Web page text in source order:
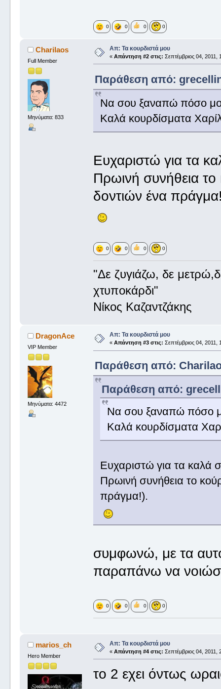
0 0 0 0
Charilaos
Full Member
Μηνύματα: 833
Απ: Τα κουρδιστά μου
« Απάντηση #2 στις: Σεπτέμβριος 04, 2011,
Παράθεση από: grecellin
Να σου ξαναπώ πόσο
Καλά κουρδίσματα
Ευχαριστώ για τα
Πρωινή συνήθεια
δοντιών ένα
0 0 0 0
"Δε ζυγιάζω, δε
χτυποκάρδι"
Νίκος Καζαντζάκης
DragonAce
VIP Member
Μηνύματα: 4472
Απ: Τα κουρδιστά μου
« Απάντηση #3 στις: Σεπτέμβριος 04, 2011,
Παράθεση από:
Παράθεση από:
Να σου ξαναπώ πόσο
Καλά κουρδίσματα
Ευχαριστώ για τα καλά
Πρωινή συνήθεια το
πράγμα!).
συμφωνώ, με τα
παραπάνω να
0 0 0 0
marios_ch
Hero Member
Απ: Τα κουρδιστά μου
« Απάντηση #4 στις: Σεπτέμβριος 04, 2011,
το 2 εχει όντως